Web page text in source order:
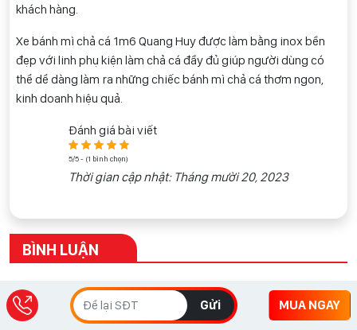
khách hàng.
Xe bánh mì chả cá 1m6 Quang Huy được làm bằng inox bền
đẹp với linh phụ kiện làm chả cá đầy đủ giúp người dùng có
thể dể dàng làm ra những chiếc bánh mì chả cá thơm ngon,
kinh doanh hiệu quả.
Đánh giá bài viết
5/5 - (1 bình chọn)
Thời gian cập nhật: Tháng mười 20, 2023
BÌNH LUẬN
Gửi MUA NGAY